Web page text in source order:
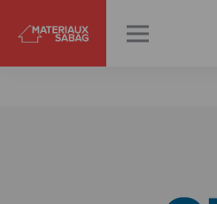
INSPIRATIONS